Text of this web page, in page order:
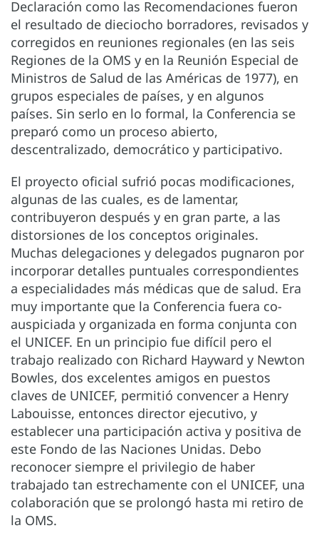
Declaración como las Recomendaciones fueron
el resultado de dieciocho borradores, revisados y
corregidos en reuniones regionales (en las seis
Regiones de la OMS y en la Reunión Especial de
Ministros de Salud de las Américas de 1977), en
grupos especiales de países, y en algunos
países. Sin serlo en lo formal, la Conferencia se
preparó como un proceso abierto,
descentralizado, democrático y participativo.
El proyecto oficial sufrió pocas modificaciones,
algunas de las cuales, es de lamentar,
contribuyeron después y en gran parte, a las
distorsiones de los conceptos originales.
Muchas delegaciones y delegados pugnaron por
incorporar detalles puntuales correspondientes
a especialidades más médicas que de salud. Era
muy importante que la Conferencia fuera co-
auspiciada y organizada en forma conjunta con
el UNICEF. En un principio fue difícil pero el
trabajo realizado con Richard Hayward y Newton
Bowles, dos excelentes amigos en puestos
claves de UNICEF, permitió convencer a Henry
Labouisse, entonces director ejecutivo, y
establecer una participación activa y positiva de
este Fondo de las Naciones Unidas. Debo
reconocer siempre el privilegio de haber
trabajado tan estrechamente con el UNICEF, una
colaboración que se prolongó hasta mi retiro de
la OMS.